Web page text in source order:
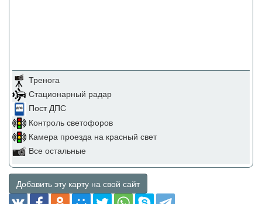
Тренога
Стационарный радар
Пост ДПС
Контроль светофоров
Камера проезда на красный свет
Все остальные
Добавить эту карту на свой сайт